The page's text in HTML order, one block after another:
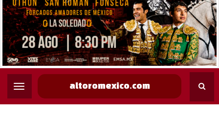
altoromexico.com